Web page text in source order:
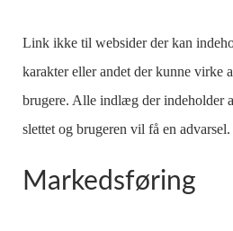
Link ikke til websider der kan
karakter eller andet der kunne virke
brugere. Alle indlæg der indeholder
slettet og brugeren vil få en advarsel.
Markedsføring